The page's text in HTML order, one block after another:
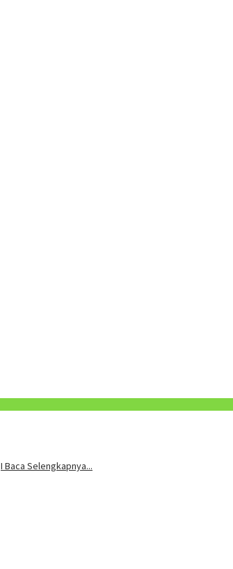
I Baca Selengkapnya...